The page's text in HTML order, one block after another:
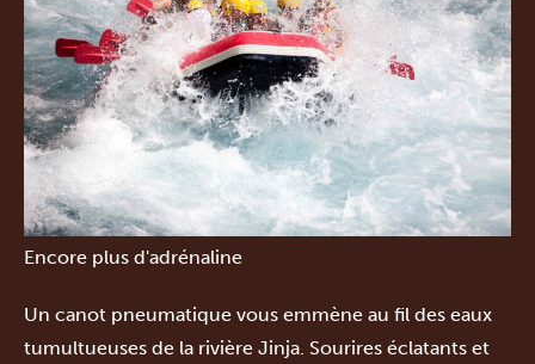
Encore plus d'adrénaline
Un canot pneumatique vous emmène au fil des eaux
tumultueuses de la rivière Jinja. Sourires éclatants et